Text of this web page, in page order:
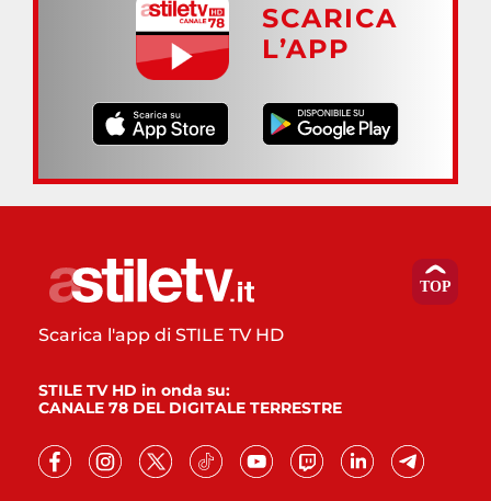
SCARICA
L’APP
Scarica l'app di STILE TV HD
STILE TV HD in onda su:
CANALE 78 DEL DIGITALE TERRESTRE